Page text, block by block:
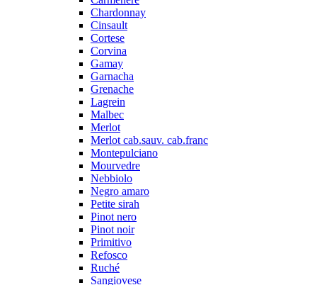
Chardonnay
Cinsault
Cortese
Corvina
Gamay
Garnacha
Grenache
Lagrein
Malbec
Merlot
Merlot cab.sauv. cab.franc
Montepulciano
Mourvedre
Nebbiolo
Negro amaro
Petite sirah
Pinot nero
Pinot noir
Primitivo
Refosco
Ruché
Sangiovese